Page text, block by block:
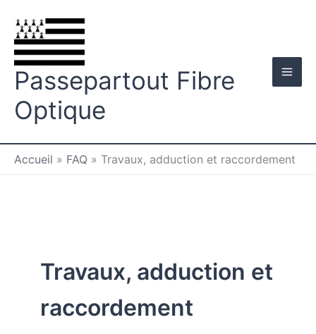
contenu
Passepartout Fibre
Optique
Accueil » FAQ » Travaux, adduction et raccordement
Travaux, adduction et
raccordement